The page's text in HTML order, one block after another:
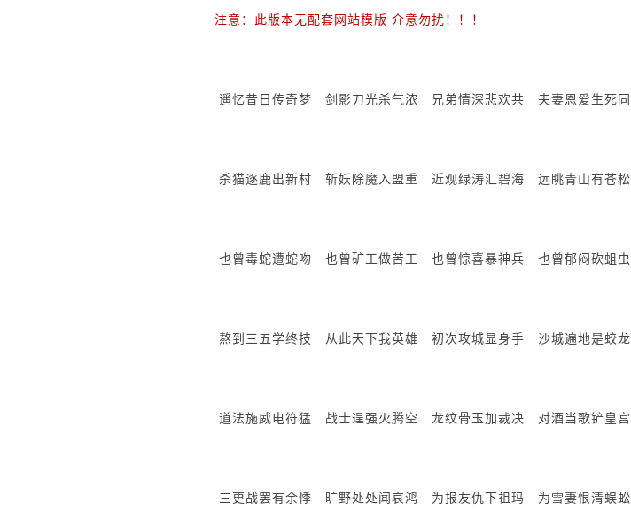
注意：此版本无配套网站模版 介意勿扰！！！
遥忆昔日传奇梦 剑影刀光杀气浓 兄弟情深悲欢共 夫妻恩爱生死同
杀猫逐鹿出新村 斩妖除魔入盟重 近观绿涛汇碧海 远眺青山有苍松
也曾毒蛇遭蛇吻 也曾矿工做苦工 也曾惊喜暴神兵 也曾郁闷砍蛆虫
熬到三五学终技 从此天下我英雄 初次攻城显身手 沙城遍地是蛟龙
道法施威电符猛 战士逞强火腾空 龙纹骨玉加裁决 对酒当歌铲皇宫
三更战罢有余悸 旷野处处闻哀鸿 为报友仇下祖玛 为雪妻恨清蜈蚣